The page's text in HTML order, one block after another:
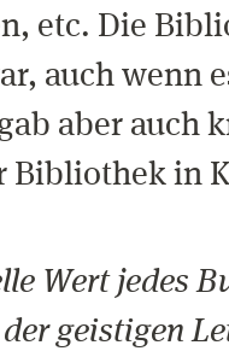
etc. Die
auch wenn
aber auch
Bibliothek in
Wert jedes
geistigen